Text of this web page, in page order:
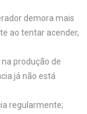
demora mais
ao tentar acender,
na produção de
já não está
regularmente;